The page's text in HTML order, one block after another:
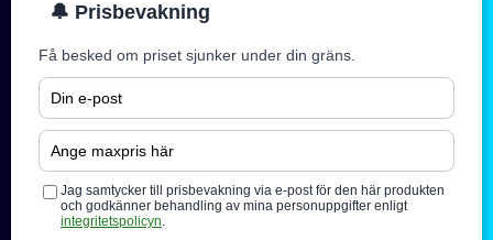
🔔 Prisbevakning
Få besked om priset sjunker under din gräns.
Jag samtycker till prisbevakning via e-post för den här produkten
och godkänner behandling av mina personuppgifter enligt
integritetspolicyn.